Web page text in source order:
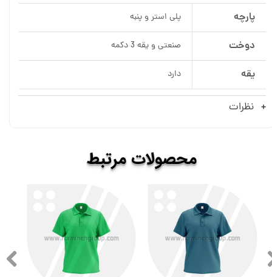
پارچه پلی استر و پنبه
دوخت صنعتی و یقه 3 دکمه
یقه دارد
نظرات
​​محصولاتمرتبط